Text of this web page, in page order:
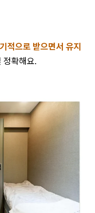
적으로 받으면서 유지
정확해요.